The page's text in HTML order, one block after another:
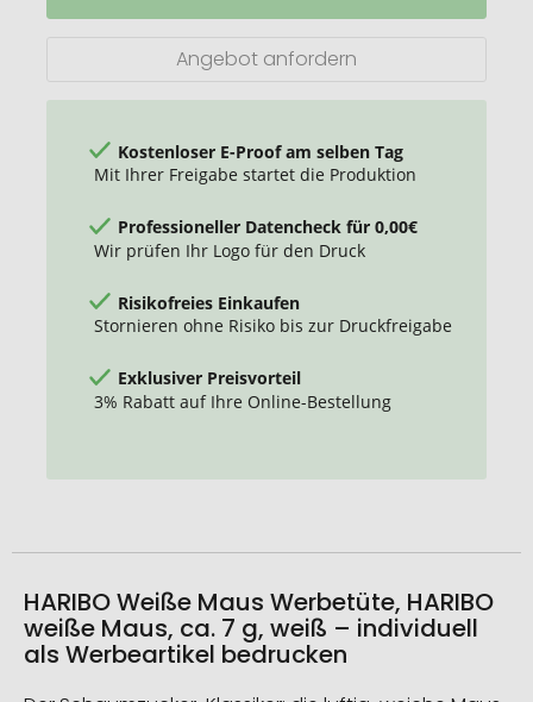
Werbetüte
Angebot anfordern
Kostenloser E-Proof am selben Tag
Mit Ihrer Freigabe startet die Produktion
Professioneller Datencheck für 0,00€
Wir prüfen Ihr Logo für den Druck
Risikofreies Einkaufen
Stornieren ohne Risiko bis zur Druckfreigabe
Exklusiver Preisvorteil
3% Rabatt auf Ihre Online-Bestellung
HARIBO Weiße Maus Werbetüte, HARIBO
weiße Maus, ca. 7 g, weiß – individuell
als Werbeartikel bedrucken